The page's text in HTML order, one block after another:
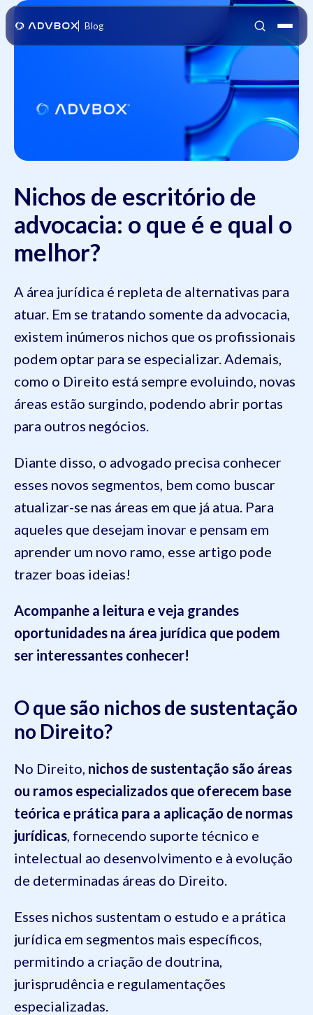
Blog
Nichos de escritório de
advocacia: o que é e qual o
melhor?
A área jurídica é repleta de alternativas para
atuar. Em se tratando somente da advocacia,
existem inúmeros nichos que os profissionais
podem optar para se especializar. Ademais,
como o Direito está sempre evoluindo, novas
áreas estão surgindo, podendo abrir portas
para outros negócios.
Diante disso, o advogado precisa conhecer
esses novos segmentos, bem como buscar
atualizar-se nas áreas em que já atua. Para
aqueles que desejam inovar e pensam em
aprender um novo ramo, esse artigo pode
trazer boas ideias!
Acompanhe a leitura e veja grandes
oportunidades na área jurídica que podem
ser interessantes conhecer!
O que são nichos de sustentação
no Direito?
No Direito, nichos de sustentação são áreas
ou ramos especializados que oferecem base
teórica e prática para a aplicação de normas
jurídicas , fornecendo suporte técnico e
intelectual ao desenvolvimento e à evolução
de determinadas áreas do Direito.
Esses nichos sustentam o estudo e a prática
jurídica em segmentos mais específicos,
permitindo a criação de doutrina,
jurisprudência e regulamentações
especializadas.